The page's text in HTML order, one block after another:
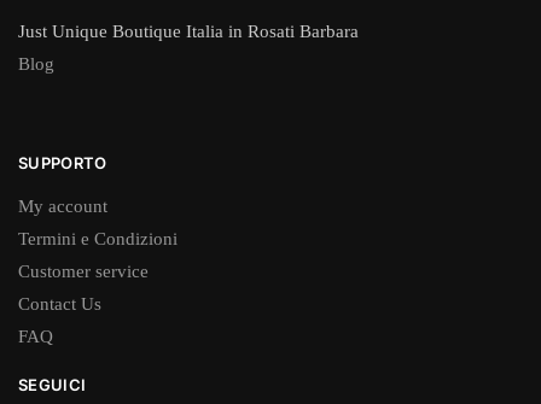
Just Unique Boutique Italia in Rosati Barbara
Blog
SUPPORTO
My account
Termini e Condizioni
Customer service
Contact Us
FAQ
SEGUICI